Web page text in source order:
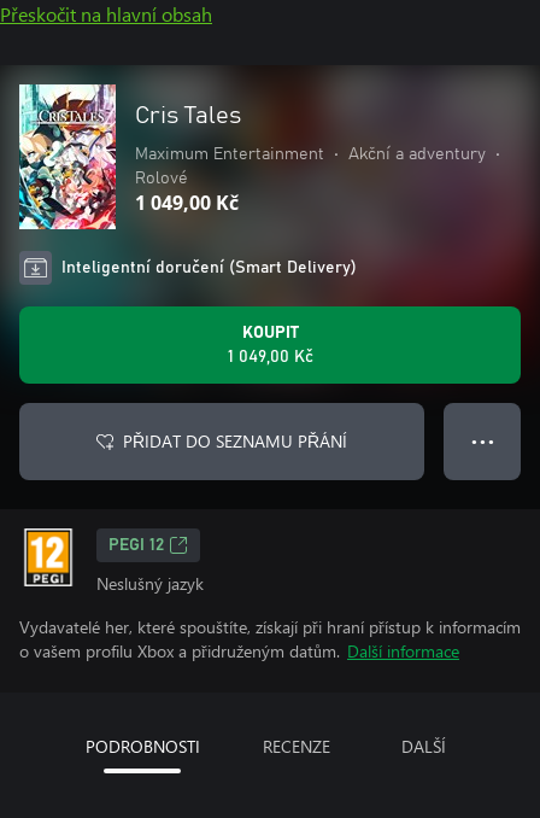
Přeskočit na hlavní obsah
Cris Tales
Maximum Entertainment • Akční a adventury
•
Rolové
1 049,00 Kč
Inteligentní doručení (Smart Delivery)
KOUPIT
1 049,00 Kč
PŘIDAT DO SEZNAMU PŘÁNÍ ● ● ●
PEGI 12
Neslušný jazyk
Vydavatelé her, které spouštíte, získají při hraní přístup k informacím
o vašem profilu Xbox a přidruženým datům. Další informace
PODROBNOSTI RECENZE DALŠÍ